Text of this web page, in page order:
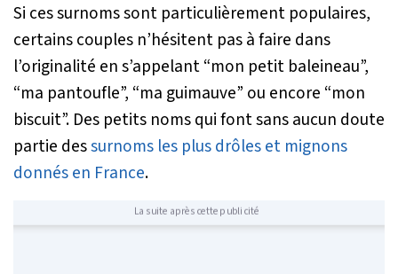
Si ces surnoms sont particulièrement populaires,
certains couples n’hésitent pas à faire dans
l’originalité en s’appelant “mon petit baleineau”,
“ma pantoufle”, “ma guimauve” ou encore “mon
biscuit”. Des petits noms qui font sans aucun doute
partie dessurnoms les plus drôles et mignons
donnés en France.
La suite après cette publicité